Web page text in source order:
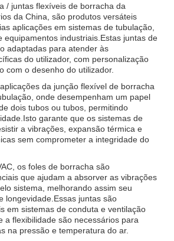
/ juntas flexíveis de borracha da
da China, são produtos versáteis
aplicações em sistemas de tubulação,
equipamentos industriais.Estas juntas de
adaptadas para atender às
do utilizador, com personalização
com o desenho do utilizador.
da junção flexível de borracha
onde desempenham um papel
dois tubos ou tubos, permitindo
garante que os sistemas de
a vibrações, expansão térmica e
sem comprometer a integridade do
os foles de borracha são
que ajudam a absorver as vibrações
sistema, melhorando assim seu
longevidade.Essas juntas são
em sistemas de conduta e ventilação
a flexibilidade são necessários para
na pressão e temperatura do ar.